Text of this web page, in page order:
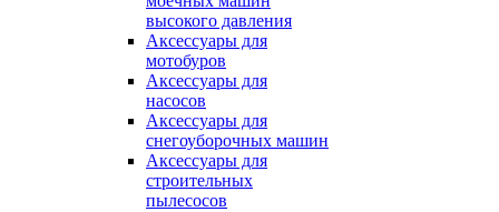
высокого давления
Аксессуары для
мотобуров
Аксессуары для
насосов
Аксессуары для
снегоуборочных машин
Аксессуары для
строительных
пылесосов